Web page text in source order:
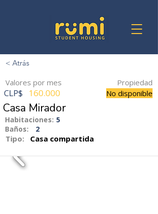
< Atrás
Valores por mes
CLP$ 160.000
Propiedad
No disponible
Casa Mirador
Habitaciones: 5
Baños:
2
Tipo: Casa compartida